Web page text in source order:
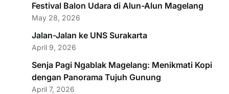
Festival Balon Udara di Alun-Alun Magelang
May 28, 2026
Jalan-Jalan ke UNS Surakarta
April 9, 2026
Senja Pagi Ngablak Magelang: Menikmati Kopi
dengan Panorama Tujuh Gunung
April 7, 2026